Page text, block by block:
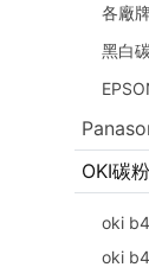
各廠
黑白
OKI碳
oki
oki